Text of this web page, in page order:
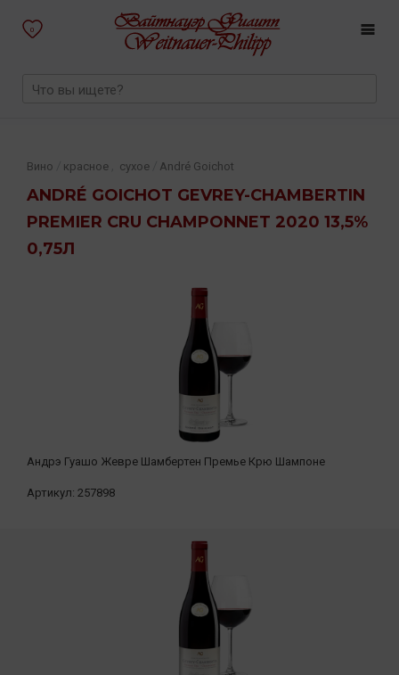
0
ANDRÉ GOICHOT GEVREY-CHAMBERTIN
PREMIER CRU CHAMPONNET 2020 13,5%
0,75Л
Вино красное сухое André Goichot
Андрэ Гуашо Жевре Шамбертен Премье Крю Шампоне
Артикул: 257898